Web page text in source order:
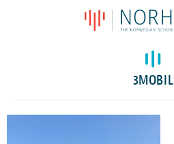
Latest news
Events
Members
3MOBIL